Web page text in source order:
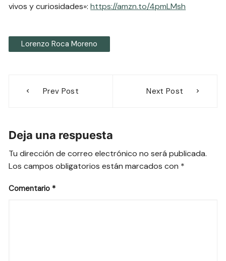
vivos y curiosidades»:https://amzn.to/4pmLMsh
Lorenzo Roca Moreno
Prev Post Next Post
Deja una respuesta
Tu dirección de correo electrónico no será publicada.
Los campos obligatorios están marcados con *
Comentario *